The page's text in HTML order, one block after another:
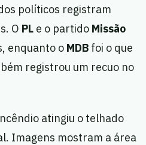
políticos registram
O PL e o partido Missão
enquanto o MDB foi o que
registrou um recuo no
atingiu o telhado
Imagens mostram a área